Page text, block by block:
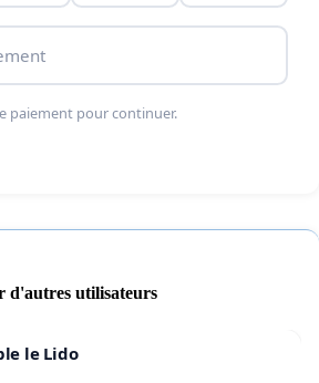
paiement pour continuer.
d'autres utilisateurs
le Lido